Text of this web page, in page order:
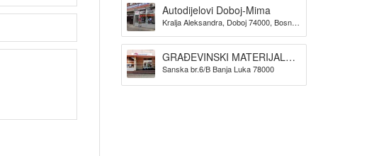
Autodijelovi Doboj-Mima
Kralja Aleksandra, Doboj 74000, Bosna i
GRAĐEVINSKI MATERIJAL
BANJA LUKA TIM PROMET
DOO
Sanska br.6/B Banja Luka 78000